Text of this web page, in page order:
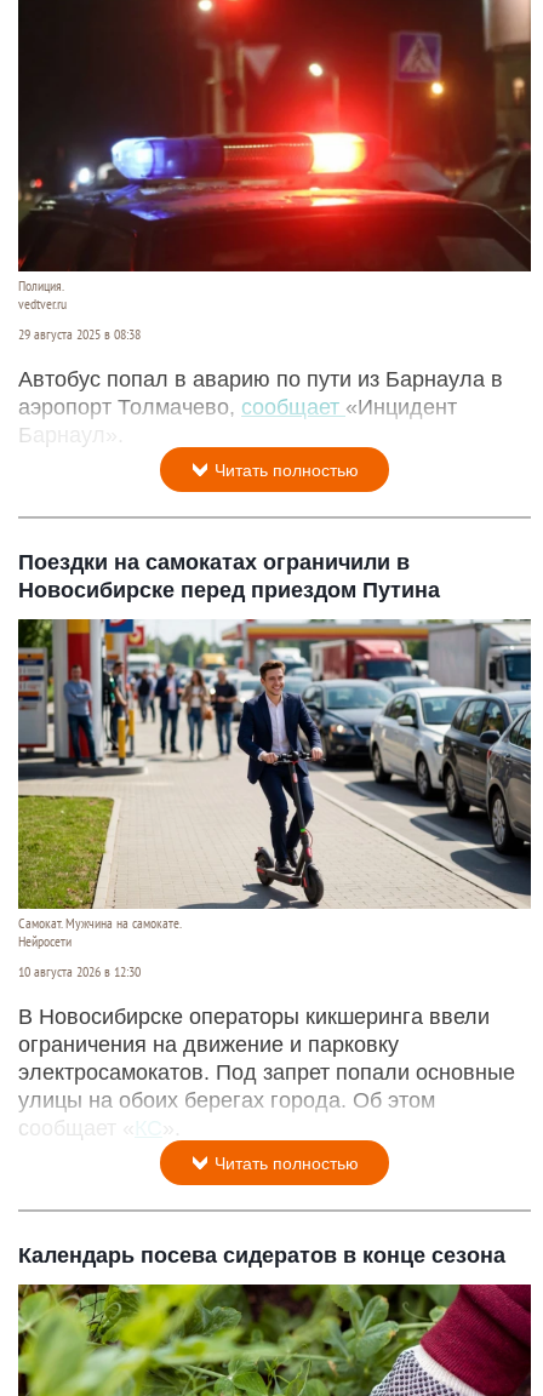
Полиция.
vedtver.ru
29 августа 2025 в 08:38
Автобус попал в аварию по пути из Барнаула в
аэропорт Толмачево, сообщает «Инцидент
Барнаул».
Читать полностью
Поездки на самокатах ограничили в
Новосибирске перед приездом Путина
Самокат. Мужчина на самокате.
Нейросети
10 августа 2026 в 12:30
В Новосибирске операторы кикшеринга ввели
ограничения на движение и парковку
электросамокатов. Под запрет попали основные
улицы на обоих берегах города. Об этом
сообщает « КС
Читать полностью
Календарь посева сидератов в конце сезона